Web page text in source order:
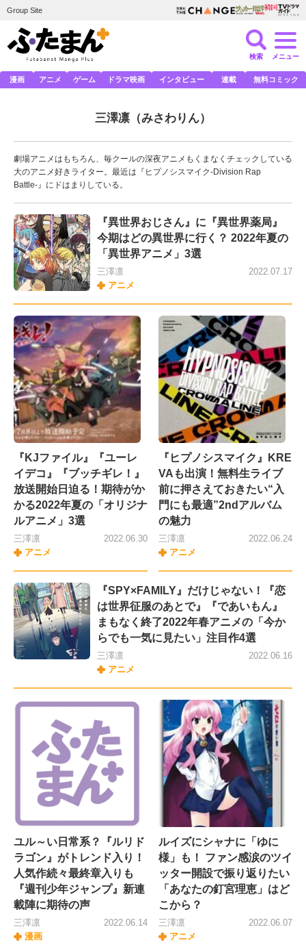
Group Site
検索 メニュー
漫画 アニメ ゲーム ドラマ映画 インタビュー 連載 無料コミック
三澤凛 （みさわりん）
劇場アニメはもちろん、毎クールの深夜アニメもくまなくチェックしている
大のアニメ好きライター。最近は『ヒプノシスマイク-Division Rap
Battle-』にドはまりしている。
『異世界おじさん』に『異世界薬局』
今期はどの異世界に行く？ 2022年夏の
「異世界アニメ」3選
三澤凛
アニメ
2022.07.17
『KJファイル』『ユーレ
イデコ』『ブッチギレ！』
放送開始日迫る！期待がか
かる2022年夏の「オリジナ
ルアニメ」3選
三澤凛
アニメ
2022.06.30
『ヒプノシスマイク』KRE
VAも出演！無料生ライブ
前に押さえておきたい“入
門にも最適”2ndアルバム
の魅力
三澤凛
アニメ
2022.06.24
『SPY×FAMILY』だけじゃない！『恋
は世界征服のあとで』『であいもん』
まもなく終了2022年春アニメの「今か
らでも一気に見たい」注目作4選
三澤凛
アニメ
2022.06.16
ユル～い日常系？『ルリド
ラゴン』がトレンド入り！
人気作続々最終章入りも
『週刊少年ジャンプ』新連
載陣に期待の声
三澤凛
漫画
2022.06.14
ルイズにシャナに「ゆに
様」も！ ファン感涙のツイ
ッター開設で振り返りたい
「あなたの釘宮理恵」はど
こから？
三澤凛
アニメ
2022.06.07